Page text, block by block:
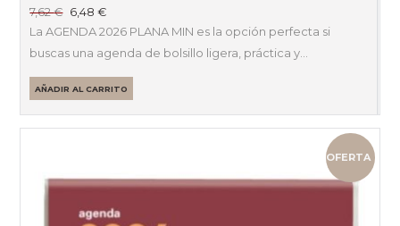
7,62€ El
precio
era:
7,62 €.
6,48€El
precio
es:
6,48 €.
La AGENDA 2026 PLANA MIN es la opción perfecta si
buscas una agenda de bolsillo ligera, práctica y…
AÑADIR AL CARRITO
OFERTA